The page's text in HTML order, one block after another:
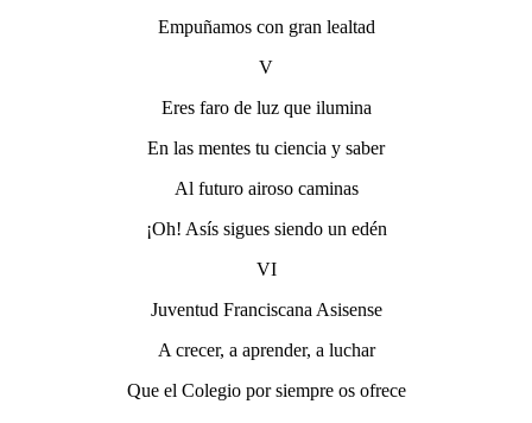
Empuñamos con gran lealtad
V
Eres faro de luz que ilumina
En las mentes tu ciencia y saber
Al futuro airoso caminas
¡Oh! Asís sigues siendo un edén
VI
Juventud Franciscana Asisense
A crecer, a aprender, a luchar
Que el Colegio por siempre os ofrece